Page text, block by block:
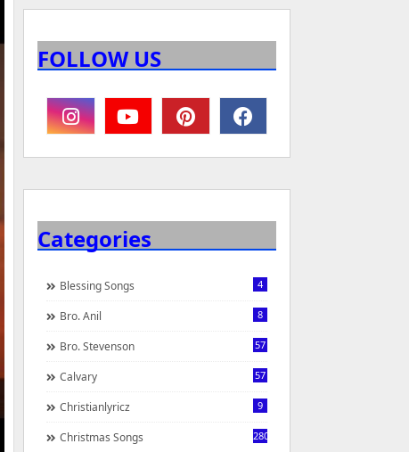
FOLLOW US
Categories
Blessing Songs 4
Bro. Anil 8
Bro. Stevenson 57
Calvary 57
Christianlyricz 9
Christmas Songs 280